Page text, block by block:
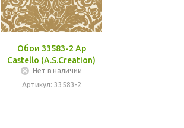
Обои 33583-2 Ap
Castello (A.S.Creation)
Нет в наличии
Артикул: 33583-2